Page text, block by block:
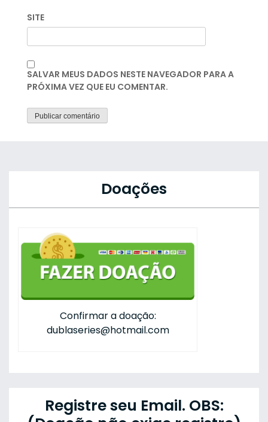
SITE
SALVAR MEUS DADOS NESTE NAVEGADOR PARA A
PRÓXIMA VEZ QUE EU COMENTAR.
Doações
Confirmar a doação:
dublaseries@hotmail.com
Registre seu Email. OBS: